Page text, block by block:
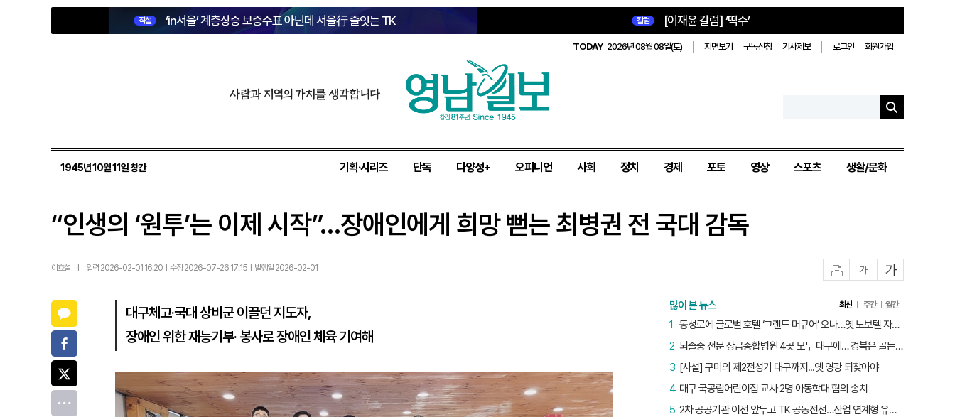
직설 ‘in서울’ 계층상승 보증수표 아닌데 서울行 줄잇는 TK 칼럼 [이재윤 칼럼] ‘떡수’
TODAY 2026년 08월 08일(토) 지면보기 구독신청 기사제보 로그인 회원가입
사람과 지역의 가치를 생각합니다
1945년 10월 11일 창간 기획·시리즈 단독 다양성+ 오피니언 사회 정치 경제 포토 영상 스포츠 생활/문화
“인생의 ‘원투’는 이제 시작”…장애인에게 희망 뻗는 최병권 전 국대 감독
이효설 입력 2026-02-01 16:20 | 수정 2026-07-26 17:15 | 발행일 2026-02-01 글자작게글자크게
대구체고·국대 상비군 이끌던 지도자,
장애인 위한 재능기부· 봉사로 장애인 체육 기여해
많이 본 뉴스 최신 주간 월간
동성로에 글로벌 호텔 ‘그랜드 머큐어’ 오나…옛 노보텔 자리 사무실 개설
1
뇌졸중 전문 상급종합병원 4곳 모두 대구에… 경북은 골든타임 사각지대
2
[사설] 구미의 제2전성기 대구까지...옛 영광 되찾아야
3
대구 국공립어린이집 교사 2명 아동학대 혐의 송치
4
2차 공공기관 이전 앞두고 TK 공동전선…산업 연계형 유치 승부수
5